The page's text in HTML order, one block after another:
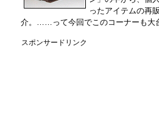
ったアイテムの再
介。……って今回でこのコーナーも大
スポンサードリンク